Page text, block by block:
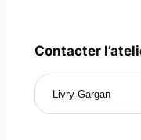
Contacter